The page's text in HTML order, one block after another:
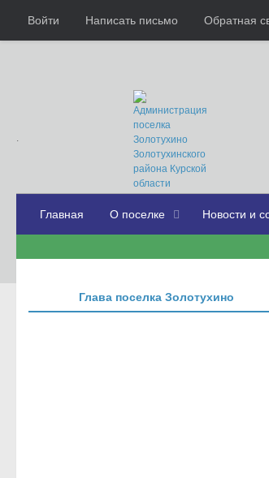
Войти Написать письмо Обратная
.
Главная О поселке Новости и
Глава поселка Золотухино